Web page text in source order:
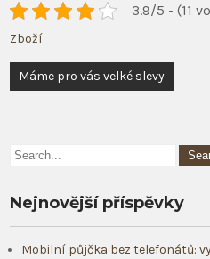
3.9/5 - (11
Zboží
Navigace
pro
Máme pro vás velké slevy
Nejnovější příspěvky
Mobilní půjčka bez telefonátů: